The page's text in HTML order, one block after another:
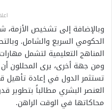
وبالإضافة إلى تشخيص الأزمة،
الحكومي السريع والشامل.
المناهج التعليمية لتشمل
ومن جهة أخرى، يرى المحللون
تستثمر الدول في إعادة تأهيل
العنصر البشري مطالباً بتطوير
محاكاتها في الوقت الراهن.